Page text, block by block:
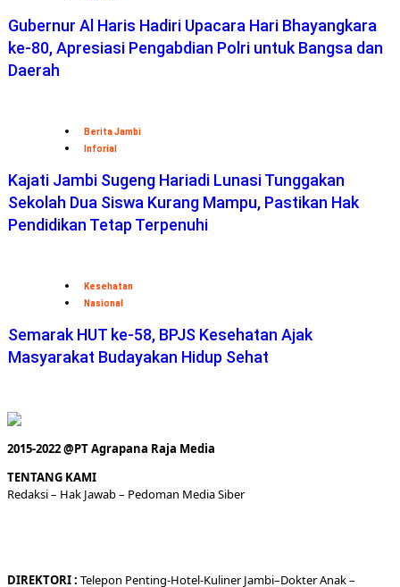
Gubernur Al Haris Hadiri Upacara Hari Bhayangkara
ke-80, Apresiasi Pengabdian Polri untuk Bangsa dan
Daerah
Berita Jambi
Inforial
Kajati Jambi Sugeng Hariadi Lunasi Tunggakan
Sekolah Dua Siswa Kurang Mampu, Pastikan Hak
Pendidikan Tetap Terpenuhi
Kesehatan
Nasional
Semarak HUT ke-58, BPJS Kesehatan Ajak
Masyarakat Budayakan Hidup Sehat
2015-2022 @PT Agrapana Raja Media
TENTANG KAMI
Redaksi– Hak Jawab – Pedoman Media Siber
DIREKTORI: Telepon Penting-Hotel-KulinerJambi–DokterAnak –